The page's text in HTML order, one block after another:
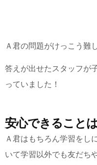
Ａ君の問題がけっこう難
答えが出せたスタッフが
っていました！
安心できること
Ａ君はもちろん学習をし
いて学習以外でも友だち